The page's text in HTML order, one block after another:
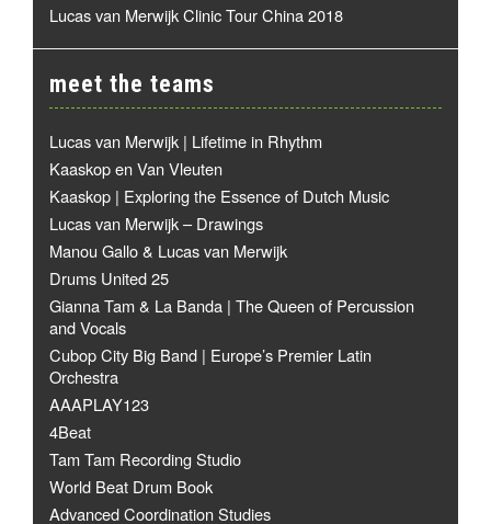
Lucas van Merwijk Clinic Tour China 2018
meet the teams
Lucas van Merwijk | Lifetime in Rhythm
Kaaskop en Van Vleuten
Kaaskop | Exploring the Essence of Dutch Music
Lucas van Merwijk – Drawings
Manou Gallo & Lucas van Merwijk
Drums United 25
Gianna Tam & La Banda | The Queen of Percussion
and Vocals
Cubop City Big Band | Europe’s Premier Latin
Orchestra
AAAPLAY123
4Beat
Tam Tam Recording Studio
World Beat Drum Book
Advanced Coordination Studies